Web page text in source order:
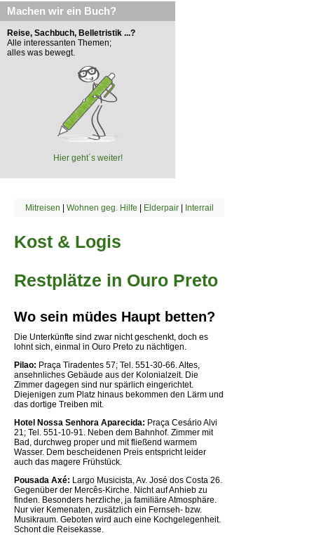
Machen wir ein Buch?
Reise, Sachbuch, Belletristik ...?
Alle interessanten Themen;
alles was bewegt.
Hier geht´s weiter!
Mitreisen | Wohnen geg. Hilfe | Elderpair| Interrail
Kost & Logis
Restplätze in Ouro Preto
Wo sein müdes Haupt betten?
Die Unterkünfte sind zwar nicht geschenkt, doch es
lohnt sich, einmal in Ouro Preto zu nächtigen.
Pilao: Praça Tiradentes 57; Tel. 551-30-66. Altes,
ansehnliches Gebäude aus der Kolonialzeit. Die
Zimmer dagegen sind nur spärlich eingerichtet.
Diejenigen zum Platz hinaus bekommen den Lärm und
das dortige Treiben mit.
Hotel Nossa Senhora Aparecida: Praça Cesário Alvi
21; Tel. 551-10-91. Neben dem Bahnhof. Zimmer mit
Bad, durchweg proper und mit fließend warmem
Wasser. Dem bescheidenen Preis entspricht leider
auch das magere Frühstück.
Pousada Axé: Largo Musicista, Av. José dos Costa 26.
Gegenüber der Mercês-Kirche. Nicht auf Anhieb zu
finden. Besonders herzliche, ja familiäre Atmosphäre.
Nur vier Kemenaten, zusätzlich ein Fernseh- bzw.
Musikraum. Geboten wird auch eine Kochgelegenheit.
Schont die Reisekasse.